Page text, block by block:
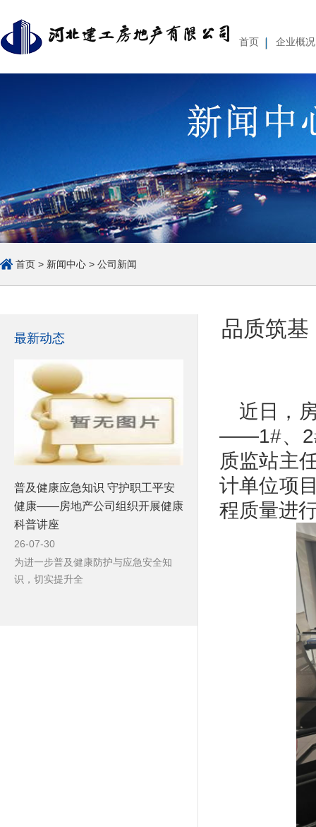
首页
企业概况
企业基本情况
首页 > 新闻中心 > 公司新闻
最新动态
普及健康应急知识 守护职工平安
健康——房地产公司组织开展健康
科普讲座
26-07-30
为进一步普及健康防护与应急安全知
识，切实提升全
品质筑
近日，
——1#、
质监站主
计单位项
程质量进